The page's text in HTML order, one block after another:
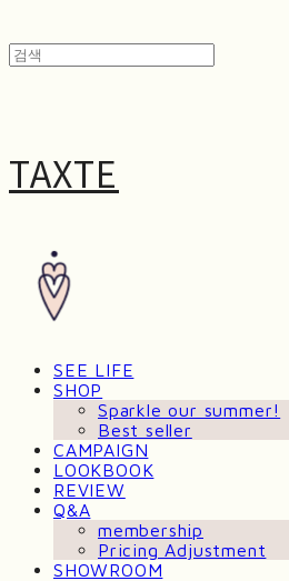
TAXTE
SEE LIFE
SHOP
Sparkle our summer!
Best seller
CAMPAIGN
LOOKBOOK
REVIEW
Q&A
membership
Pricing Adjustment
SHOWROOM